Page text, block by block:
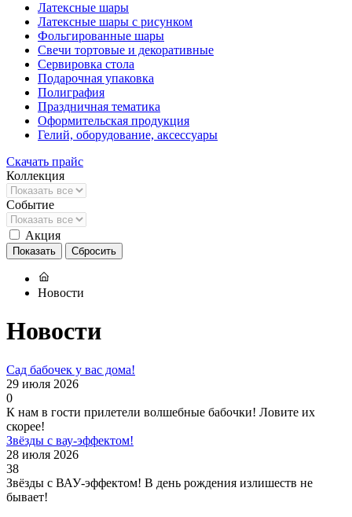
Латексные шары
Латексные шары с рисунком
Фольгированные шары
Свечи тортовые и декоративные
Сервировка стола
Подарочная упаковка
Полиграфия
Праздничная тематика
Оформительская продукция
Гелий, оборудование, аксессуары
Скачать прайс
Коллекция
Событие
Акция
Новости
Новости
Сад бабочек у вас дома!
29 июля 2026
0
К нам в гости прилетели волшебные бабочки! Ловите их
скорее!
Звёзды с вау-эффектом!
28 июля 2026
38
Звёзды с ВАУ-эффектом! В день рождения излишеств не
бывает!